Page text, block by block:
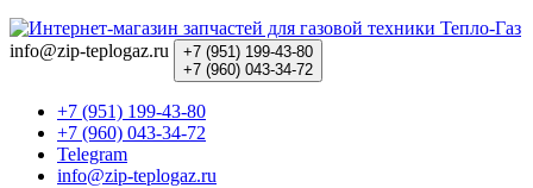
info@zip-teplogaz.ru +7 (951) 199-43-80
+7 (960) 043-34-72
+7 (951) 199-43-80
+7 (960) 043-34-72
Telegram
info@zip-teplogaz.ru